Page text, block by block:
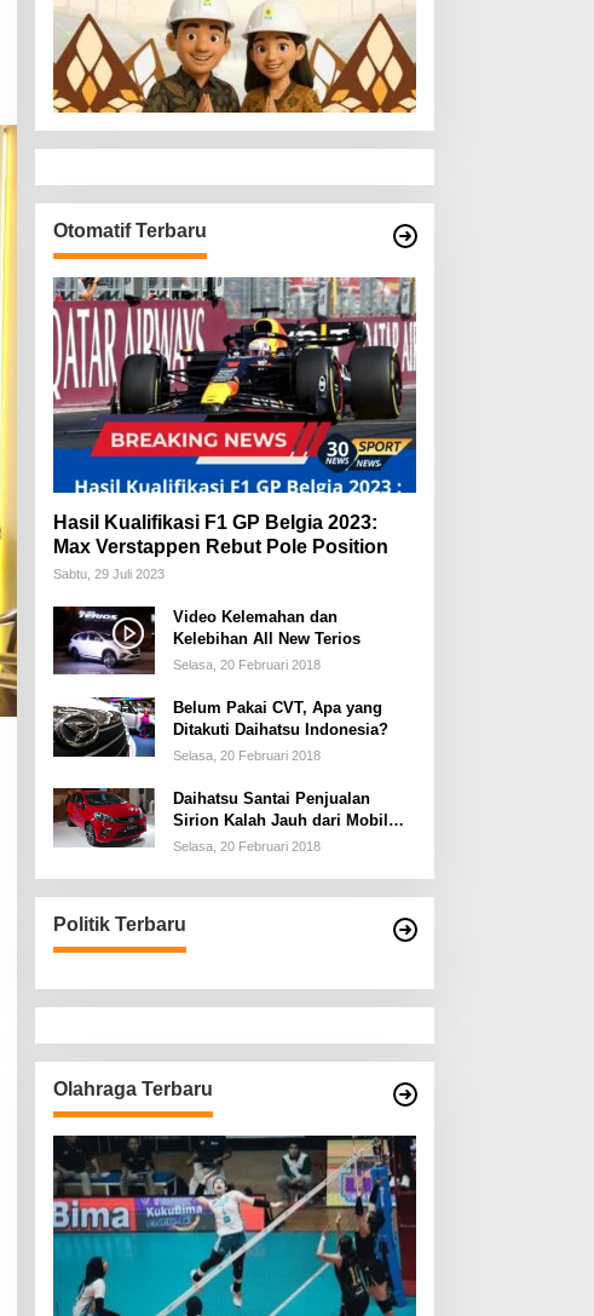
Otomatif Terbaru
Hasil Kualifikasi F1 GP Belgia 2023:
Max Verstappen Rebut Pole Position
Sabtu, 29 Juli 2023
Video Kelemahan dan
Kelebihan All New Terios
Selasa, 20 Februari 2018
Belum Pakai CVT, Apa yang
Ditakuti Daihatsu Indonesia?
Selasa, 20 Februari 2018
Daihatsu Santai Penjualan
Sirion Kalah Jauh dari Mobil
LCGC
Selasa, 20 Februari 2018
Politik Terbaru
Olahraga Terbaru